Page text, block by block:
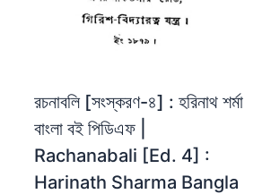
রচনাবলি [সংস্করণ-৪] : হরিনাথ শর্মা
বাংলা বই পিডিএফ |
Rachanabali [Ed. 4] :
Harinath Sharma Bangla